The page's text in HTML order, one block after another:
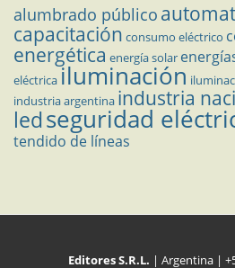
alumbrado público
capacitación consumo eléctrico
energética energía solar
eléctricailuminación
industria argentina industria
ledseguridad
tendido de líneas
Editores S.R.L. | Argentina |